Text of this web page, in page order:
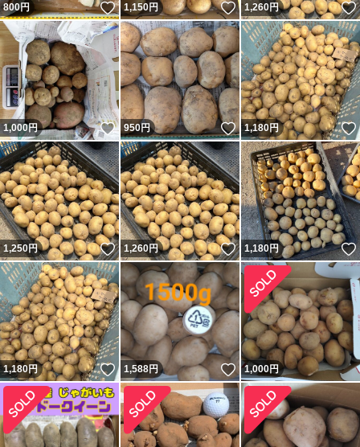
800円 いいね！
1,150円 いいね！
1,260円
1,000円 いいね！
950円 いいね！
1,180円
1,250円 いいね！
1,260円 いいね！
1,180円
1,180円 いいね！
1,588円 いいね！
1,000円